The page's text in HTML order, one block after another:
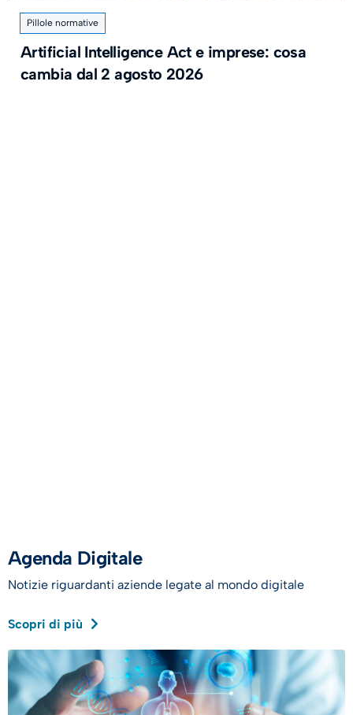
Pillole normative
Artificial Intelligence Act e imprese: cosa
cambia dal 2 agosto 2026
Agenda Digitale
Notizie riguardanti aziende legate al mondo digitale
Scopri di più